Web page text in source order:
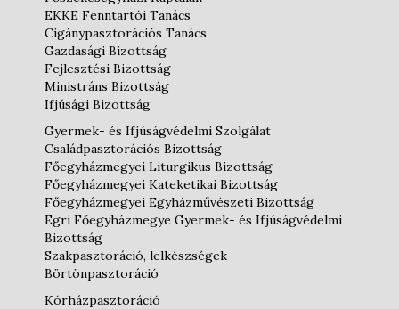
EKKE Fenntartói Tanács
Cigánypasztorációs Tanács
Gazdasági Bizottság
Fejlesztési Bizottság
Ministráns Bizottság
Ifjúsági Bizottság
Gyermek- és Ifjúságvédelmi Szolgálat
Családpasztorációs Bizottság
Főegyházmegyei Liturgikus Bizottság
Főegyházmegyei Kateketikai Bizottság
Főegyházmegyei Egyházművészeti Bizottság
Egri Főegyházmegye Gyermek- és Ifjúságvédelmi
Bizottság
Szakpasztoráció, lelkészségek
Börtönpasztoráció
Kórházpasztoráció